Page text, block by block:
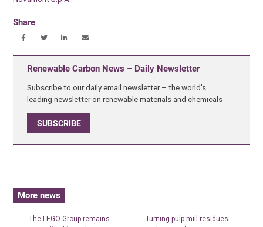
Share
Renewable Carbon News – Daily Newsletter
Subscribe to our daily email newsletter – the world's
leading newsletter on renewable materials and chemicals
SUBSCRIBE
More news
The LEGO Group remains
Turning pulp mill residues